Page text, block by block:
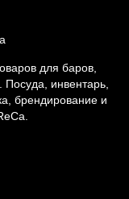
для баров,
Посуда, инвентарь,
брендирование и